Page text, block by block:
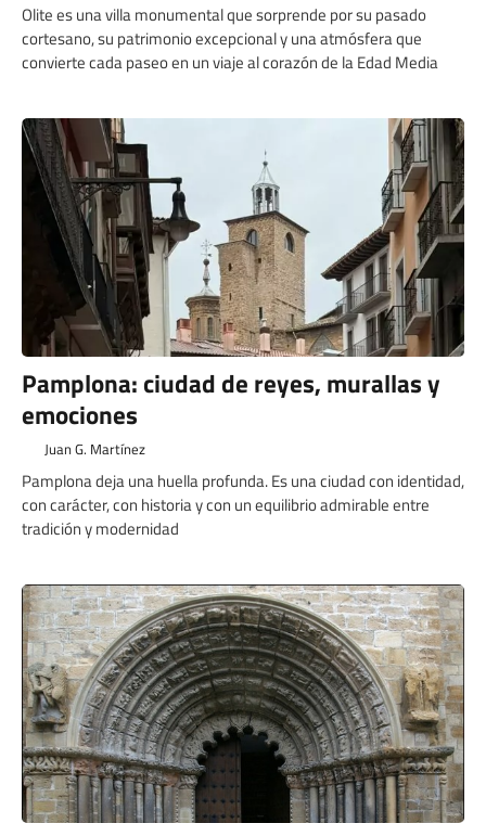
Olite es una villa monumental que sorprende por su pasado
cortesano, su patrimonio excepcional y una atmósfera que
convierte cada paseo en un viaje al corazón de la Edad Media
Pamplona: ciudad de reyes, murallas y
emociones
Juan G. Martínez
Pamplona deja una huella profunda. Es una ciudad con identidad,
con carácter, con historia y con un equilibrio admirable entre
tradición y modernidad